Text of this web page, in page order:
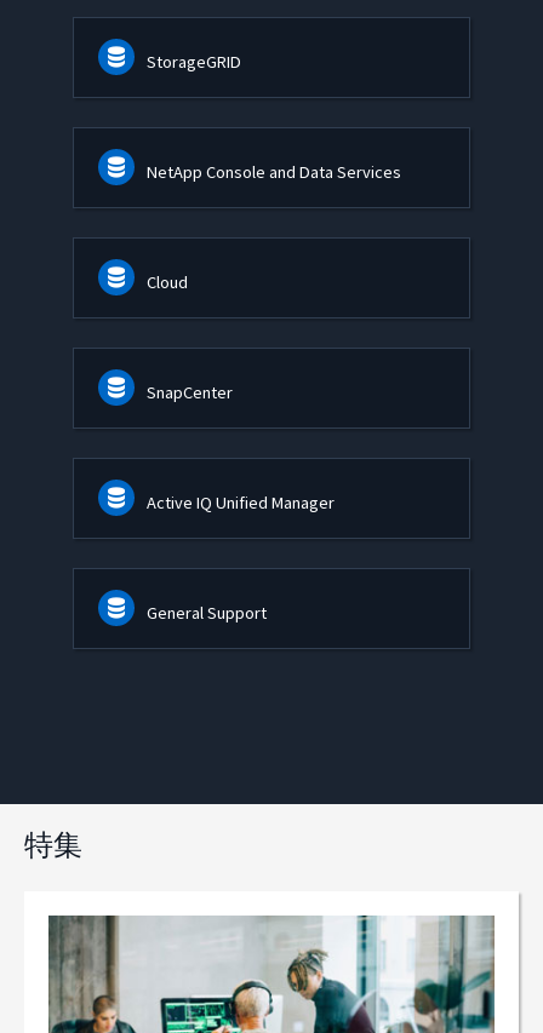
StorageGRID
NetApp Console and Data Services
Cloud
SnapCenter
Active IQ Unified Manager
General Support
特集